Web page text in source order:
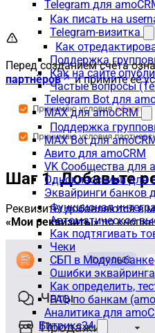
Telegram для
Как писать на
Telegram-визитка
Как
Поддержка
Как на сайте
Частые вопросы
Telegram Bot для
MAX для amoCRM
Поддержка
MAX Bot для
Авито для amoCRM
VK Сообщества для
Одноклассники для
Эквайринги банков
Функционал
Автоматическое
Как подтягивать
Чеки
СБП в Модульбанке
Ошибки
Как определить,
FAQ по банкам
Аналитика для
Битрикс24
Перед созданием счёта
партнёров
и примите её
Шаг 1. Добавьте
Реквизиты добавляются в
«Мои реквизиты»по